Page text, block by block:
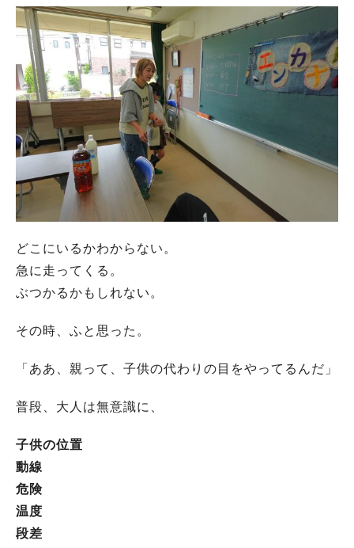
どこにいるかわからない。
急に走ってくる。
ぶつかるかもしれない。
その時、ふと思った。
「ああ、親って、子供の代わりの目をやってるんだ」
普段、大人は無意識に、
子供の位置
動線
危険
温度
段差